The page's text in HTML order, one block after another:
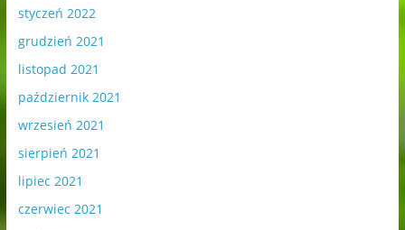
styczeń 2022
grudzień 2021
listopad 2021
październik 2021
wrzesień 2021
sierpień 2021
lipiec 2021
czerwiec 2021